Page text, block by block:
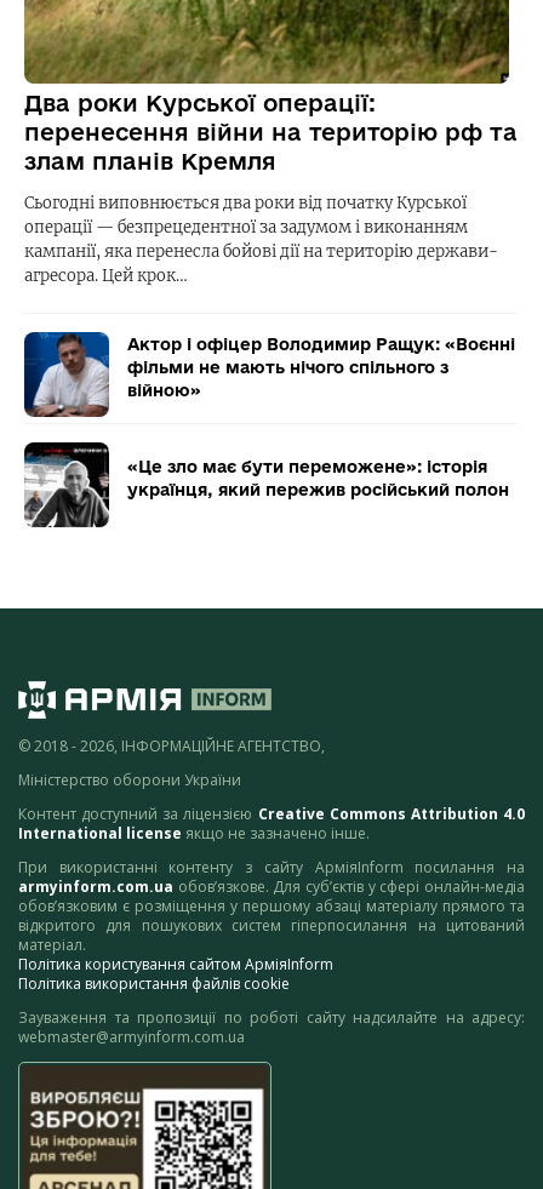
Два роки Курської операції:
перенесення війни на територію рф та
злам планів Кремля
Сьогодні виповнюється два роки від початку Курської
операції — безпрецедентної за задумом і виконанням
кампанії, яка перенесла бойові дії на територію держави-
агресора. Цей крок…
Актор і офіцер Володимир Ращук: «Воєнні
фільми не мають нічого спільного з
війною»
«Це зло має бути переможене»: історія
українця, який пережив російський полон
© 2018 - 2026, ІНФОРМАЦІЙНЕ АГЕНТСТВО,
Міністерство оборони України
Контент доступний за ліцензією Creative Commons Attribution 4.0
International license якщо не зазначено інше.
При використанні контенту з сайту АрміяInform посилання на
armyinform.com.ua обов’язкове. Для суб’єктів у сфері онлайн-медіа
обов’язковим є розміщення у першому абзаці матеріалу прямого та
відкритого для пошукових систем гіперпосилання на цитований
матеріал.
Політика користування сайтом АрміяInform
Політика використання файлів cookie
Зауваження та пропозиції по роботі сайту надсилайте на адресу:
webmaster@armyinform.com.ua